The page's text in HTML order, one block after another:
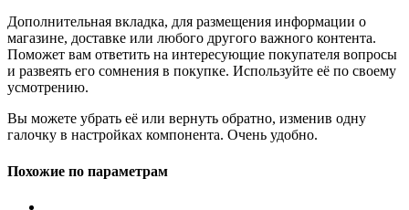
Дополнительная вкладка, для размещения информации о
магазине, доставке или любого другого важного контента.
Поможет вам ответить на интересующие покупателя вопросы
и развеять его сомнения в покупке. Используйте её по своему
усмотрению.
Вы можете убрать её или вернуть обратно, изменив одну
галочку в настройках компонента. Очень удобно.
Похожие по параметрам